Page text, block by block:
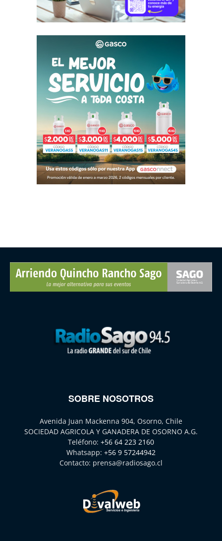
SOBRE NOSOTROS
Avenida Juan Mackenna 904, Osorno, Chile
SOCIEDAD AGRICOLA Y GANADERA DE OSORNO A.G.
Teléfono: +56 64 223 2160
Whatsapp: +56 9 57244942
Contacto: prensa@radiosago.cl